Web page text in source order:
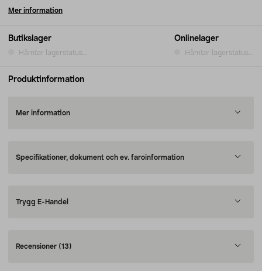
Butikslager
Hämtar lagerstatus...
Onlinelager
Hämtar lagerstatus...
Mer information
Produktinformation
Mer information
Specifikationer, dokument och ev. faroinformation
Trygg E-Handel
Recensioner (13)